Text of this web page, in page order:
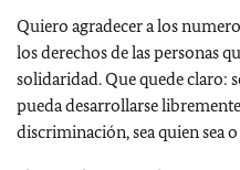
Quiero agradecer a los
los derechos de las personas
solidaridad. Que quede claro:
pueda desarrollarse
discriminación, sea quien sea